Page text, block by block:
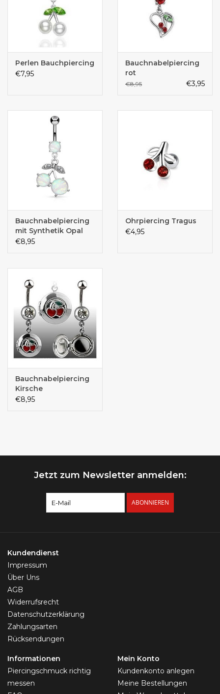
Perlen Bauchpiercing
€7,95
Bauchnabelpiercing
rot
€8,95 €3,95
Bauchnabelpiercing
mit Synthetik Opal
€8,95
Ohrpiercing Tragus
€4,95
Bauchnabelpiercing
Kirsche
€8,95
Jetzt zum Newsletter anmelden:
ABONNIEREN
Kundendienst
Impressum
Über Uns
AGB
Widerrufsrecht
Datenschutzerklärung
Zahlungsarten
Rücksendungen
Informationen
Piercingschmuck richtig
messen
Mein Konto
Kundenkonto anlegen
Meine Bestellungen